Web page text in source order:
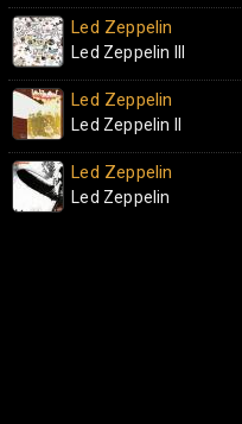
Led Zeppelin
Led Zeppelin III
Led Zeppelin
Led Zeppelin II
Led Zeppelin
Led Zeppelin